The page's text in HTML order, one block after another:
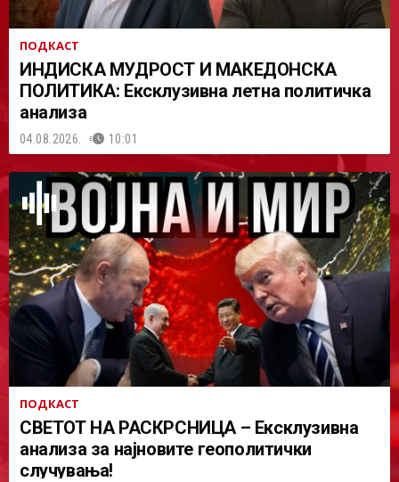
ПОДКАСТ
ИНДИСКА МУДРОСТ И МАКЕДОНСКА
ПОЛИТИКА: Ексклузивна летна политичка
анализа
04.08.2026. 10:01
ПОДКАСТ
СВЕТОТ НА РАСКРСНИЦА – Ексклузивна
анализа за најновите геополитички
случувања!